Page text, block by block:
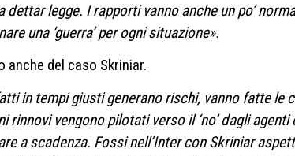
dettar legge. I rapporti vanno anche un po’
una ‘guerra’ per ogni situazione».
anche del caso Skriniar.
in tempi giusti generano rischi, vanno fatte le
rinnovi vengono pilotati verso il ‘no’ dagli
a scadenza. Fossi nell’Inter con Skriniar